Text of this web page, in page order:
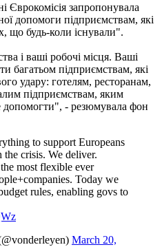
Єврокомісія запропонувала
допомоги підприємствам, які
що будь-коли існували".
і ваші робочі місця. Ваші
багатьом підприємствам, які
удару: готелям, ресторанам,
підприємствам, яким
допомогти", - резюмувала фон
to support Europeans
crisis. We deliver.
most flexible ever
Today we
rules, enabling govs to
March 20,